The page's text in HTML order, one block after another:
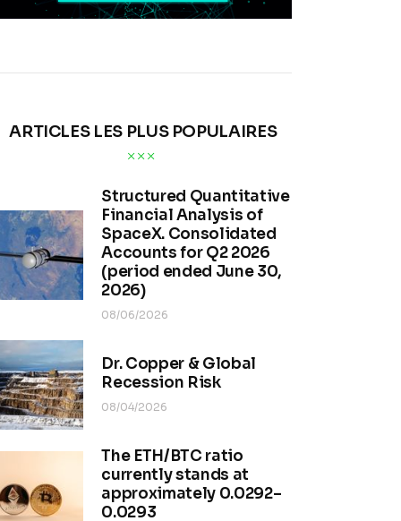
ARTICLES LES PLUS POPULAIRES
Structured Quantitative
Financial Analysis of
SpaceX. Consolidated
Accounts for Q2 2026
(period ended June 30,
2026)
08/06/2026
Dr. Copper & Global
Recession Risk
08/04/2026
The ETH/BTC ratio
currently stands at
approximately 0.0292–
0.0293